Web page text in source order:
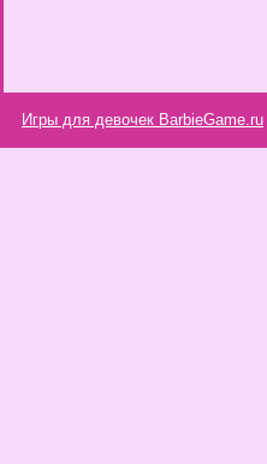
Игры для девочек BarbieGame.ru